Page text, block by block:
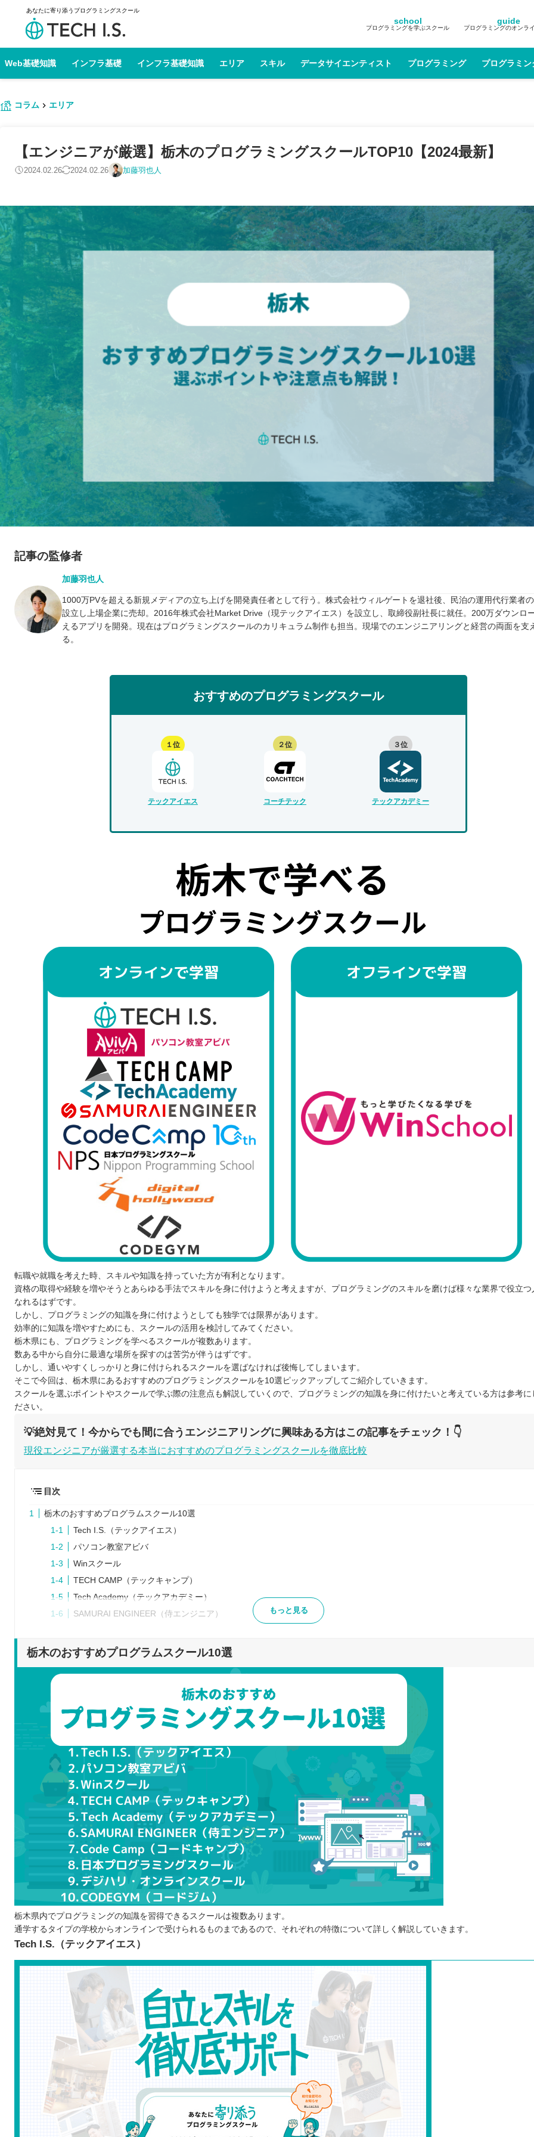
あなたに寄り添うプログラミングスクール
school
プログラミングを学ぶスクール
guide
プログラミングのオンラ
Web基礎知識 インフラ基礎 インフラ基礎知識 エリア スキル データサイエンティスト プログラミング プログラミン
コラム エリア
【エンジニアが厳選】栃木のプログラミングスクールTOP10【2024最新】
2024.02.26 2024.02.26 加藤羽也人
記事の監修者
加藤羽也人
1000万PVを超える新規メディアの立ち上げを開発責任者として行う。株式会社ウィルゲートを退社後、民泊の運用代行業者
設立し上場企業に売却。2016年株式会社Market Drive（現テックアイエス）を設立し、取締役副社長に就任。200万ダウンロ
えるアプリを開発。現在はプログラミングスクールのカリキュラム制作も担当。現場でのエンジニアリングと経営の両面を支
る。
おすすめのプログラミングスクール
１位
テックアイエス
２位
コーチテック
３位
テックアカデミー
転職や就職を考えた時、スキルや知識を持っていた方が有利となります。
資格の取得や経験を増やそうとあらゆる手法でスキルを身に付けようと考えますが、プログラミングのスキルを磨けば様々な業界で役立つ
なれるはずです。
しかし、プログラミングの知識を身に付けようとしても独学では限界があります。
効率的に知識を増やすためにも、スクールの活用を検討してみてください。
栃木県にも、プログラミングを学べるスクールが複数あります。
数ある中から自分に最適な場所を探すのは苦労が伴うはずです。
しかし、通いやすくしっかりと身に付けられるスクールを選ばなければ後悔してしまいます。
そこで今回は、栃木県にあるおすすめのプログラミングスクールを10選ピックアップしてご紹介していきます。
スクールを選ぶポイントやスクールで学ぶ際の注意点も解説していくので、プログラミングの知識を身に付けたいと考えている方は参考に
ださい。
💡絶対見て！今からでも間に合うエンジニアリングに興味ある方はこの記事をチェック！👇
現役エンジニアが厳選する本当におすすめのプログラミングスクールを徹底比較
目次
栃木のおすすめプログラムスクール10選
Tech I.S.（テックアイエス）
パソコン教室アビバ
Winスクール
TECH CAMP（テックキャンプ）
Tech Academy（テックアカデミー）
SAMURAI ENGINEER（侍エンジニア）
日本プログラミングスクール
目的に合った学習ができるか
自分の学びたい言語を習得できるか
就職や転職へのサポートを行っているか
料金設定や規約内容に問題はないか
プログラムスクールで学習するメリット
効率的にプログラミングを学べる
自分だけでは理解しにくい場所も質問できる
ポートフォリオの制作にもつながる
現場に役立つスキルが身に付く
プログラムスクールで学ぶ際の注意点
なぜプログラミングを学ぶのか目的をはっきりさせる
継続できるか慎重に考える
無料体験には積極的に参加してみる
栃木で自分に合ったプログラムスクールを選ぼう！
自分の住んでるエリアでプログラミングスクールを探したい⭐️
北海道 / 東北
近畿
中国
四国
もっと見る
栃木のおすすめプログラムスクール10選
栃木県内でプログラミングの知識を習得できるスクールは複数あります。
通学するタイプの学校からオンラインで受けられるものまであるので、それぞれの特徴について詳しく解説していきます。
Tech I.S.（テックアイエス）